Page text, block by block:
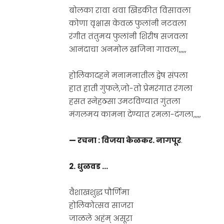
बोलका रावा थवा खिडकीत विसावला
कोणा वृक्षास केवळ फुलांनी नटवला
रंगीत तंतुमय फुलांनी शिरीष सजवला
आनंदाचा अनमोल खजिना गावला,,,,,
होलिकादहने मनामनातील द्वेष संपला
हात हाती गुंफले,जो-तो प्रेमरंगात रंगला
हसत स्नेहठसा उमटविण्यात गुंतला
मंगलमय कामना देण्यात रमला-दंगला,,,,,
— रचना : विजया केळकर. नागपूर.
2. धुळवड …
वैशाखशुद्ध पौर्णिमा
होलिकोत्सव साजरा
जाळले अहंम् असूरा